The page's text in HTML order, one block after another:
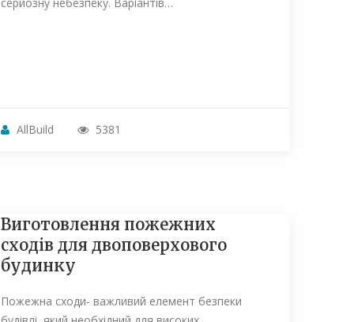
AllBuild 5381
Виготовлення пожежних
сходів для двоповерхового
будинку
Пожежна сходи- важливий елемент безпеки